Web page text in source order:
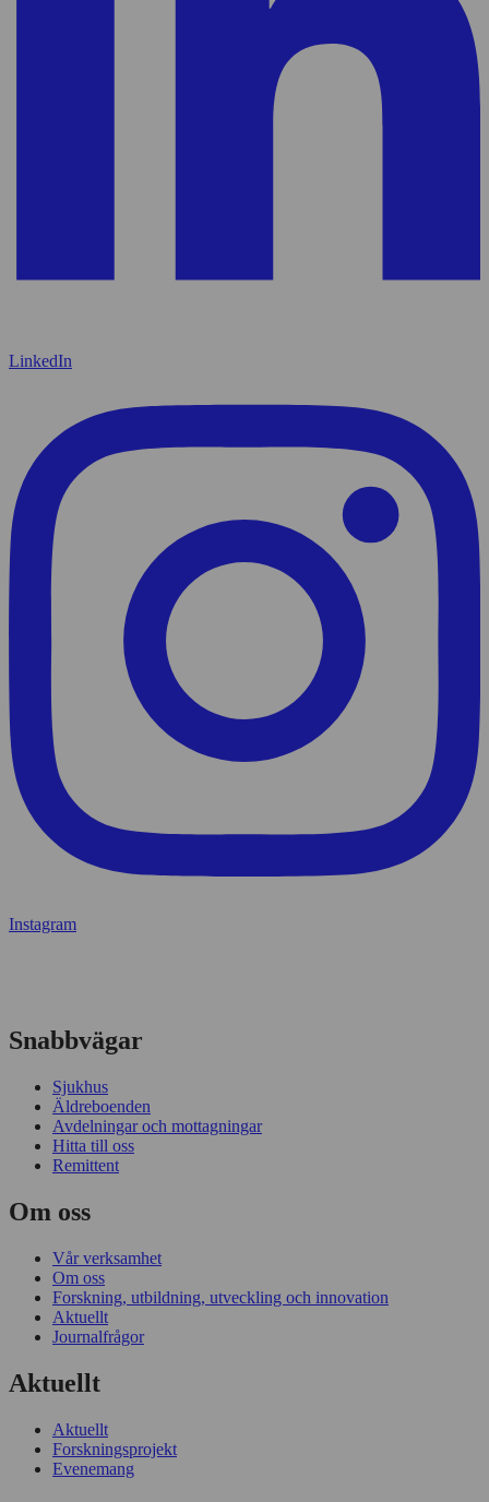
LinkedIn
Instagram
Snabbvägar
Sjukhus
Äldreboenden
Avdelningar och mottagningar
Hitta till oss
Remittent
Om oss
Vår verksamhet
Om oss
Forskning, utbildning, utveckling och innovation
Aktuellt
Journalfrågor
Aktuellt
Aktuellt
Forskningsprojekt
Evenemang